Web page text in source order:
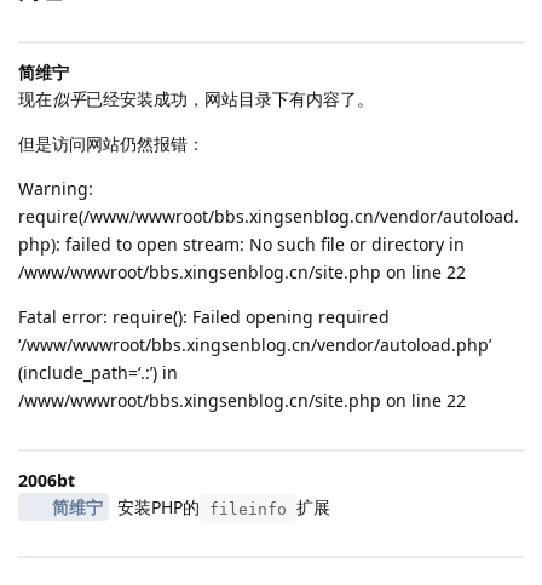
简维宁
现在似乎已经安装成功，网站目录下有内容了。
但是访问网站仍然报错：
Warning:
require(/www/wwwroot/bbs.xingsenblog.cn/vendor/autoload.
php): failed to open stream: No such file or directory in
/www/wwwroot/bbs.xingsenblog.cn/site.php on line 22
Fatal error: require(): Failed opening required
‘/www/wwwroot/bbs.xingsenblog.cn/vendor/autoload.php’
(include_path=‘.:’) in
/www/wwwroot/bbs.xingsenblog.cn/site.php on line 22
2006bt
简维宁
安装PHP的 fileinfo 扩展